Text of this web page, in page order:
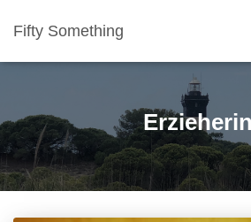
Fifty Something
Erzieherin